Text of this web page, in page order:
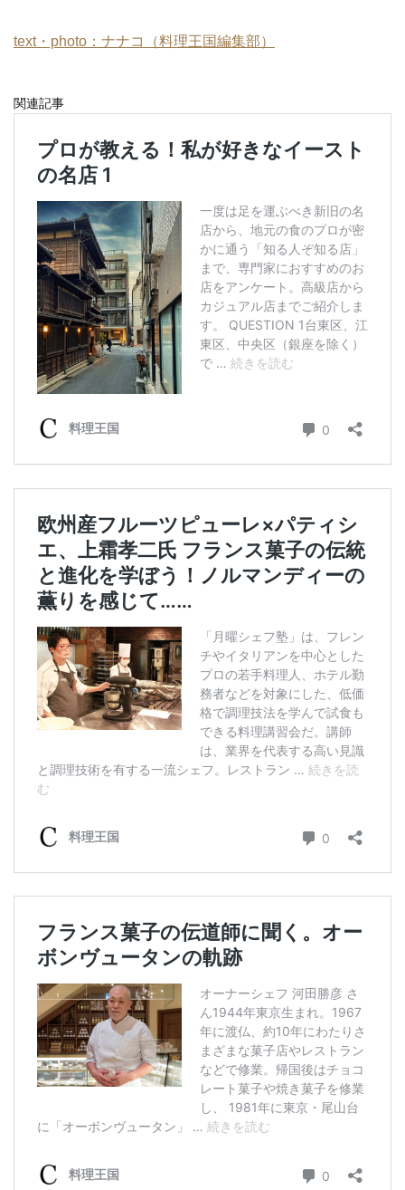
text・photo：ナナコ（料理王国編集部）
関連記事